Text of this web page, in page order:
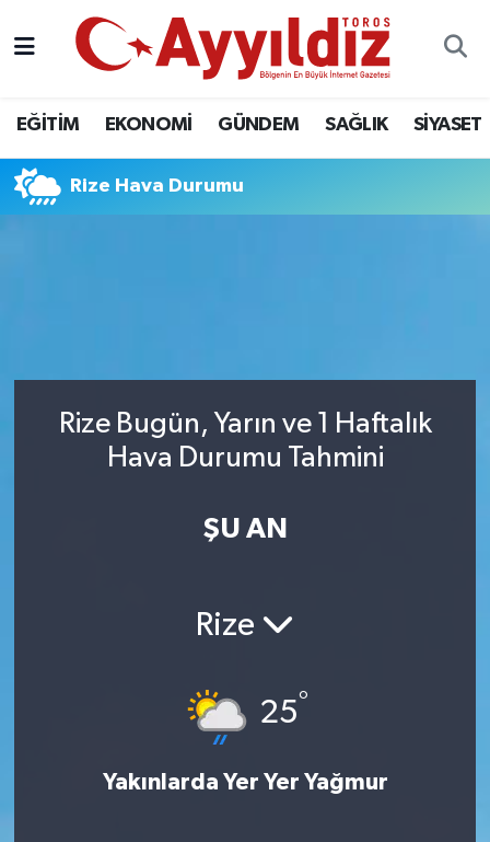
EĞİTİM EKONOMİ GÜNDEM SAĞLIK SİYASET
Rize Hava Durumu
Rize Bugün, Yarın ve 1 Haftalık
Hava Durumu Tahmini
ŞU AN
Rize
25°
Yakınlarda Yer Yer Yağmur